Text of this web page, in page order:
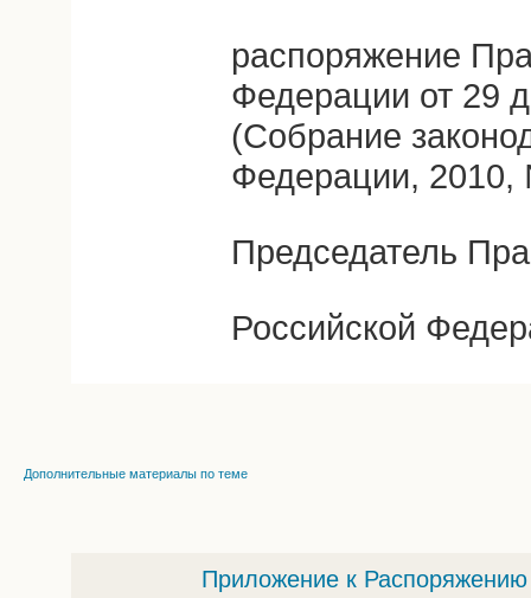
распоряжение
Федерации от 29
(Собрание
Федерации, 2010,
Председатель
Российской
Дополнительные материалы по теме
Приложение к